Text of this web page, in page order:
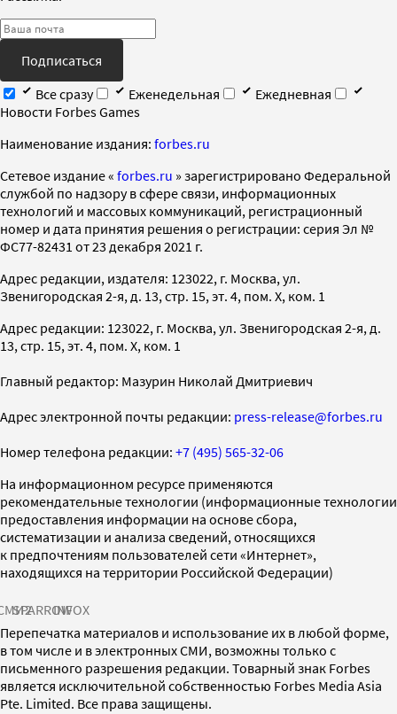
Подписаться
Все сразу
Еженедельная
Ежедневная
Новости Forbes Games
Наименование издания: forbes.ru
Cетевое издание « forbes.ru » зарегистрировано Федеральной
службой по надзору в сфере связи, информационных
технологий и массовых коммуникаций, регистрационный
номер и дата принятия решения о регистрации: серия Эл №
ФС77-82431 от 23 декабря 2021 г.
Адрес редакции, издателя: 123022, г. Москва, ул.
Звенигородская 2-я, д. 13, стр. 15, эт. 4, пом. X, ком. 1
Адрес редакции: 123022, г. Москва, ул. Звенигородская 2-я, д.
13, стр. 15, эт. 4, пом. X, ком. 1
Главный редактор: Мазурин Николай Дмитриевич
Адрес электронной почты редакции: press-release@forbes.ru
Номер телефона редакции: +7 (495) 565-32-06
На информационном ресурсе применяются
рекомендательные технологии (информационные технологии
предоставления информации на основе сбора,
систематизации и анализа сведений, относящихся
к предпочтениям пользователей сети «Интернет»,
находящихся на территории Российской Федерации)
SPARROWINFOX
Перепечатка материалов и использование их в любой форме,
в том числе и в электронных СМИ, возможны только с
письменного разрешения редакции. Товарный знак Forbes
является исключительной собственностью Forbes Media Asia
Pte. Limited. Все права защищены.